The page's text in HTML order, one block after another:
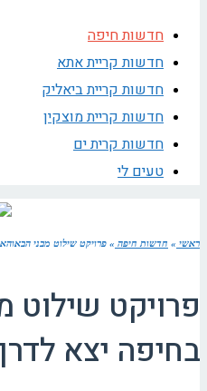
חדשות חיפה
חדשות קריית אתא
חדשות קריית ביאליק
חדשות קריית מוצקין
חדשות קרית ים
טעים לי
ראשי » חדשות חיפה » פרויקט שילוט מבני
פרויקט שילוט
בחיפה יצא